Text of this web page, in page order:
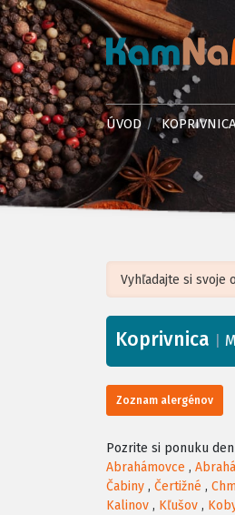
ÚVOD
+
−
Koprivnica
Zoznam alergénov
Pozrite si ponuku
Abrahámovce ,
Čabiny , Čertižné ,
Kalinov , Kľušov ,